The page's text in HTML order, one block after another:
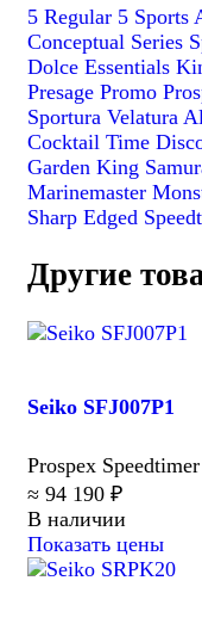
5 Regular 5 Sports
Conceptual Series
Dolce Essentials
Presage Promo
Sportura Velatura
Cocktail Time
Garden King
Marinemaster
Sharp Edged
Другие
Seiko SFJ007P1
Prospex Speedtimer
≈ 94 190 ₽
В наличии
Показать цены